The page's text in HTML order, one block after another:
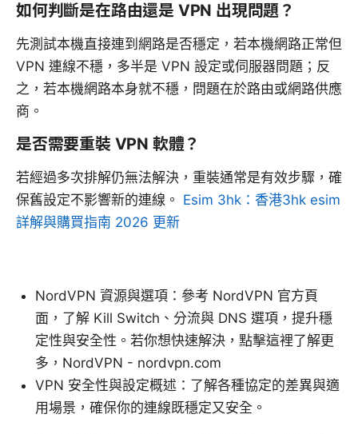
如何判斷是在路由還是 VPN 出現問題？
先測試本機直接連到網路是否穩定，若本機網路正常但
VPN 連線不穩，多半是 VPN 設定或伺服器問題；反
之，若本機網路本身就不穩，問題在於路由或網路供應
商。
是否需要重裝 VPN 軟體？
若經過多次排解仍無法解決，重裝通常是有效步驟，確
保舊設定不影響新的連線。 Esim 3hk：香港3hk esim
詳解與購買指南 2026 更新
NordVPN 資源與選項：參考 NordVPN 官方頁
面，了解 Kill Switch、分流與 DNS 選項，提升穩
定性與安全性。若你想快速解決，點擊這裡了解更
多，NordVPN - nordvpn.com
VPN 安全性與設定概述：了解各種協定的差異與適
用場景，確保你的連線既穩定又安全。